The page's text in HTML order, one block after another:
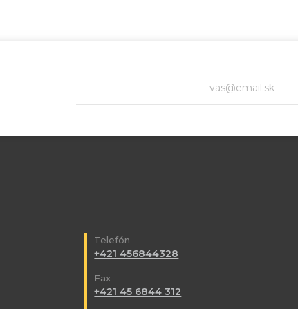
Telefón
+421 456844328
Fax
+421 45 6844 312